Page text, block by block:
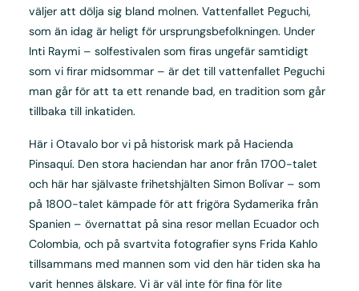
väljer att dölja sig bland molnen. Vattenfallet Peguchi,
som än idag är heligt för ursprungsbefolkningen. Under
Inti Raymi – solfestivalen som firas ungefär samtidigt
som vi firar midsommar – är det till vattenfallet Peguchi
man går för att ta ett renande bad, en tradition som går
tillbaka till inkatiden.
Här i Otavalo bor vi på historisk mark på Hacienda
Pinsaquí. Den stora haciendan har anor från 1700-talet
och här har självaste frihetshjälten Simon Bolívar – som
på 1800-talet kämpade för att frigöra Sydamerika från
Spanien – övernattat på sina resor mellan Ecuador och
Colombia, och på svartvita fotografier syns Frida Kahlo
tillsammans med mannen som vid den här tiden ska ha
varit hennes älskare. Vi är väl inte för fina för lite